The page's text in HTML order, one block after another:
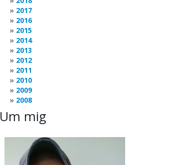
2017
2016
2015
2014
2013
2012
2011
2010
2009
2008
Um mig